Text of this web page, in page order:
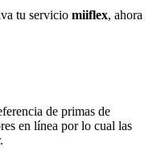
tu servicio miiflex, ahora
de primas de
en línea por lo cual las